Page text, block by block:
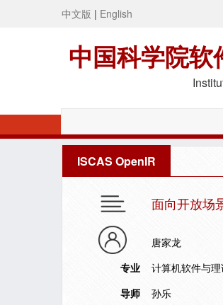
中文版 | English
中国科学院软
ISCAS OpenIR
面向开放场
唐家龙
专业
计算机软件与
导师
孙乐